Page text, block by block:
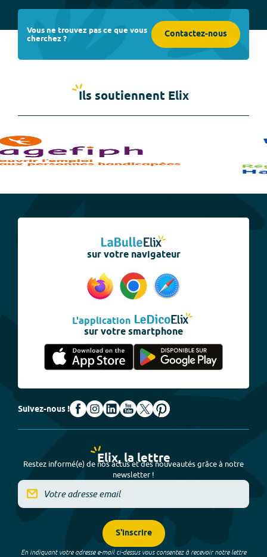
Vous ne trouvez pas ce que vous
cherchez ? Contactez-nous
Ils soutiennent Elix
sur votre navigateur
L'application
sur votre smartphone
Suivez-nous !
Elix, la lettre
Restez informé(e) de nos actus et des nouveautés grâce à notre
newsletter !
S'inscrire
En indiquant votre adresse e-mail ci-dessus vous consentez à recevoir notre lettre